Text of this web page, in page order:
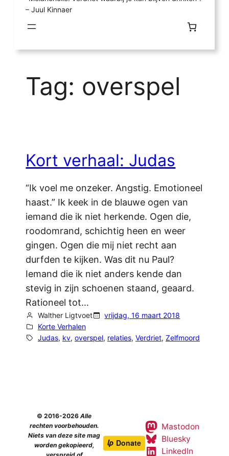
– Juul Kinnaer
Tag: overspel
Kort verhaal: Judas
“Ik voel me onzeker. Angstig. Emotioneel
haast.” Ik keek in de blauwe ogen van
iemand die ik niet herkende. Ogen die,
roodomrand, schichtig heen en weer
gingen. Ogen die mij niet recht aan
durfden te kijken. Was dit nu Paul?
Iemand die ik niet anders kende dan
stevig in zijn schoenen staand, geaard.
Rationeel tot…
Walther Ligtvoet
vrijdag, 16 maart 2018
Korte Verhalen
Judas, kv, overspel, relaties, Verdriet, Zelfmoord
© 2016-2026Alle
rechten voorbehouden.
Niets van deze site mag
worden gekopieerd,
Mastodon
Bluesky
LinkedIn